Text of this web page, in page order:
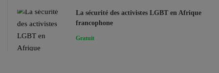
La sécurité des activistes LGBT en Afrique
francophone
Gratuit